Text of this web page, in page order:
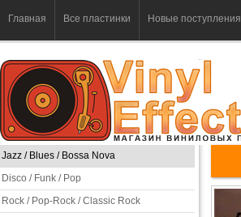
Главная Все пластинки Новые поступления
Jazz / Blues / Bossa Nova
Disco / Funk / Pop
Rock / Pop-Rock / Classic Rock